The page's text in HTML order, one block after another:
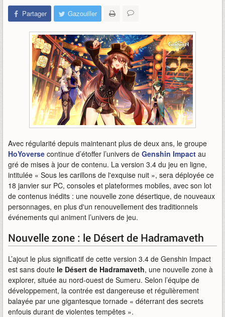
Partager Gazouiller
Avec régularité depuis maintenant plus de deux ans, le groupe
HoYoverse continue d’étoffer l’univers de Genshin Impact au
gré de mises à jour de contenu. La version 3.4 du jeu en ligne,
intitulée « Sous les carillons de l'exquise nuit », sera déployée ce
18 janvier sur PC, consoles et plateformes mobiles, avec son lot
de contenus inédits : une nouvelle zone désertique, de nouveaux
personnages, en plus d'un renouvellement des traditionnels
événements qui animent l’univers de jeu.
Nouvelle zone : le Désert de Hadramaveth
L’ajout le plus significatif de cette version 3.4 de Genshin Impact
est sans doute le Désert de Hadramaveth, une nouvelle zone à
explorer, située au nord-ouest de Sumeru. Selon l’équipe de
développement, la contrée est dangereuse et régulièrement
balayée par une gigantesque tornade « déterrant des secrets
enfouis durant de violentes tempêtes ».